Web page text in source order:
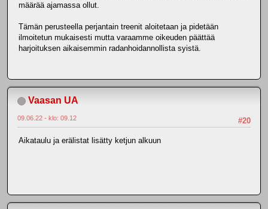
määrää ajamassa ollut.
Tämän perusteella perjantain treenit aloitetaan ja pidetään
ilmoitetun mukaisesti mutta varaamme oikeuden päättää
harjoituksen aikaisemmin radanhoidannollista syistä.
Vaasan UA
#20
09.06.22 - klo: 09.12
Aikataulu ja erälistat lisätty ketjun alkuun